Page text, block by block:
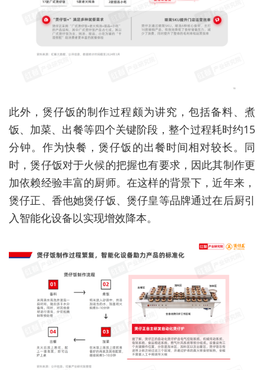
此外，煲仔饭的制作过程颇为讲究，包括备料、煮
饭、加菜、出餐等四个关键阶段，整个过程耗时约15
分钟。作为快餐，煲仔饭的出餐时间相对较长。同
时，煲仔饭对于火候的把握也有要求，因此其制作更
加依赖经验丰富的厨师。在这样的背景下，近年来，
煲仔正、香他她煲仔饭、煲仔皇等品牌通过在后厨引
入智能化设备以实现增效降本。